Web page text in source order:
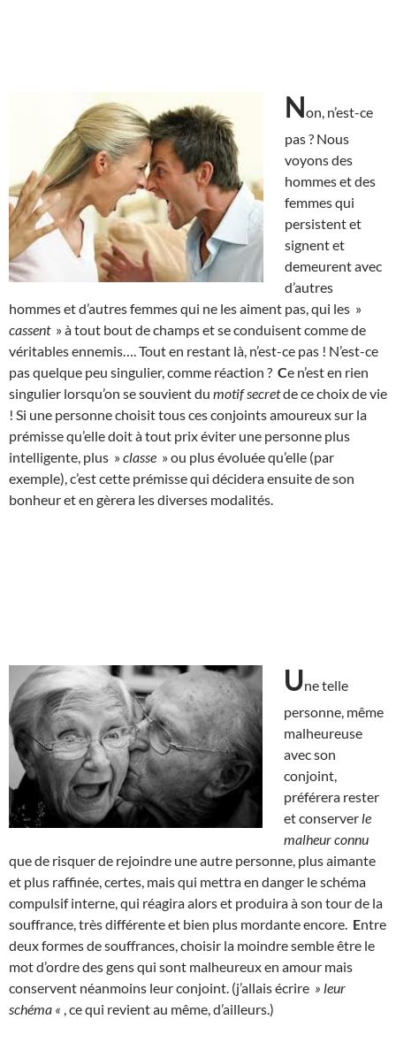
Non, n’est-ce
pas ? Nous
voyons des
hommes et des
femmes qui
persistent et
signent et
demeurent avec
d’autres
hommes et d’autres femmes qui ne les aiment pas, qui les »
cassent» à tout bout de champs et se conduisent comme de
véritables ennemis…. Tout en restant là, n’est-ce pas ! N’est-ce
pas quelque peu singulier, comme réaction ? Ce n’est en rien
singulier lorsqu’on se souvient du motif secretde ce choix de vie
! Si une personne choisit tous ces conjoints amoureux sur la
prémisse qu’elle doit à tout prix éviter une personne plus
intelligente, plus »classe » ou plus évoluée qu’elle (par
exemple), c’est cette prémisse qui décidera ensuite de son
bonheur et en gèrera les diverses modalités.
Une telle
personne, même
malheureuse
avec son
conjoint,
préférera rester
et conserver le
malheur connu
que de risquer de rejoindre une autre personne, plus aimante
et plus raffinée, certes, mais qui mettra en danger le schéma
compulsif interne, qui réagira alors et produira à son tour de la
souffrance, très différente et bien plus mordante encore. Entre
deux formes de souffrances, choisir la moindre semble être le
mot d’ordre des gens qui sont malheureux en amour mais
conservent néanmoins leur conjoint. (j’allais écrire » leur
schéma « , ce qui revient au même, d’ailleurs.)